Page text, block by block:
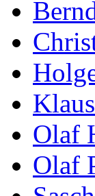
Olaf
Olaf